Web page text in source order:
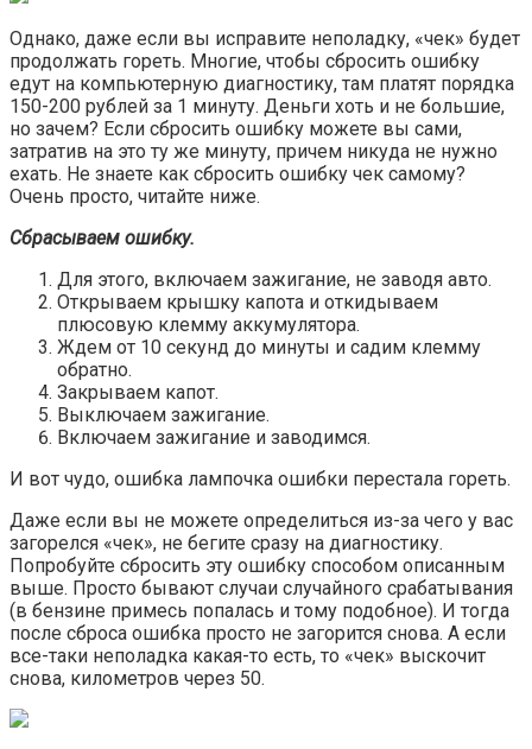
Однако, даже если вы исправите неполадку, «чек» будет
продолжать гореть. Многие, чтобы сбросить ошибку
едут на компьютерную диагностику, там платят порядка
150-200 рублей за 1 минуту. Деньги хоть и не большие,
но зачем? Если сбросить ошибку можете вы сами,
затратив на это ту же минуту, причем никуда не нужно
ехать. Не знаете как сбросить ошибку чек самому?
Очень просто, читайте ниже.
Сбрасываем ошибку.
Для этого, включаем зажигание, не заводя авто.
Открываем крышку капота и откидываем
плюсовую клемму аккумулятора.
Ждем от 10 секунд до минуты и садим клемму
обратно.
Закрываем капот.
Выключаем зажигание.
Включаем зажигание и заводимся.
И вот чудо, ошибка лампочка ошибки перестала гореть.
Даже если вы не можете определиться из-за чего у вас
загорелся «чек», не бегите сразу на диагностику.
Попробуйте сбросить эту ошибку способом описанным
выше. Просто бывают случаи случайного срабатывания
(в бензине примесь попалась и тому подобное). И тогда
после сброса ошибка просто не загорится снова. А если
все-таки неполадка какая-то есть, то «чек» выскочит
снова, километров через 50.